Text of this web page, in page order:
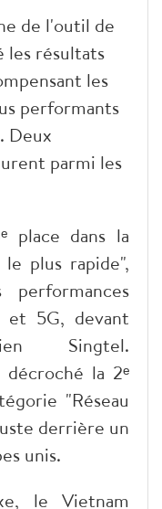
de l'outil de
les résultats
les
performants
Deux
parmi les
place dans la
plus rapide",
et 5G, devant
Singtel.
la 2ᵉ
"Réseau
derrière un
unis.
le Vietnam